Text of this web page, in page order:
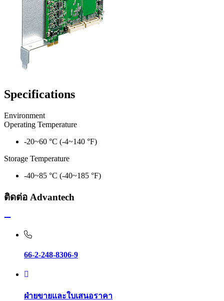
Specifications
Environment
Operating Temperature
-20~60 °C (-4~140 °F)
Storage Temperature
-40~85 °C (-40~185 °F)
ติดต่อ Advantech
66-2-248-8306-9
ฝ่ายขายและใบเสนอราคา